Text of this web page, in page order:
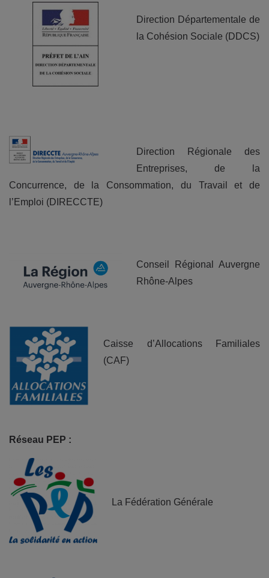
Direction Départementale de
la Cohésion Sociale (DDCS)
Direction Régionale des
Entreprises, de la
Concurrence, de la Consommation, du Travail et de
l’Emploi (DIRECCTE)
Conseil Régional Auvergne
Rhône-Alpes
Caisse d’Allocations Familiales
(CAF)
Réseau PEP :
La Fédération Générale